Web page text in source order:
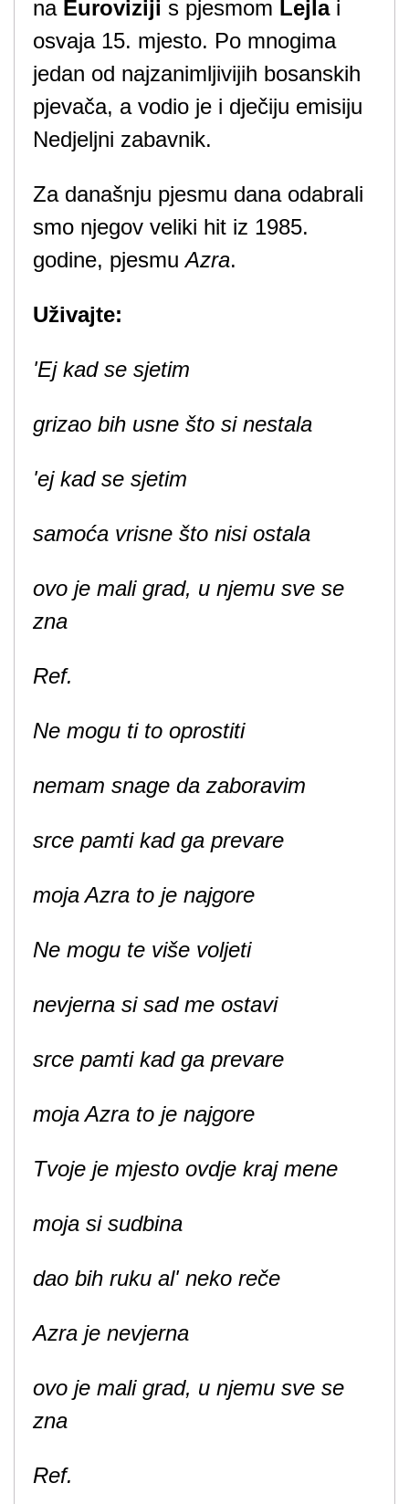
na Euroviziji s pjesmom Lejlai
osvaja 15. mjesto. Po mnogima
jedan od najzanimljivijih bosanskih
pjevača, a vodio je i dječiju emisiju
Nedjeljni zabavnik.
Za današnju pjesmu dana odabrali
smo njegov veliki hit iz 1985.
godine, pjesmu Azra.
Uživajte:
'Ej kad se sjetim
grizao bih usne što si nestala
'ej kad se sjetim
samoća vrisne što nisi ostala
ovo je mali grad, u njemu sve se
zna
Ref.
Ne mogu ti to oprostiti
nemam snage da zaboravim
srce pamti kad ga prevare
moja Azra to je najgore
Ne mogu te više voljeti
nevjerna si sad me ostavi
srce pamti kad ga prevare
moja Azra to je najgore
Tvoje je mjesto ovdje kraj mene
moja si sudbina
dao bih ruku al' neko reče
Azra je nevjerna
ovo je mali grad, u njemu sve se
zna
Ref.